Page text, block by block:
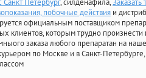
Санкт Петербург, силденафила,
побочные действия и
официальным поставщиком
клиентов, которым трудно произнести
заказа любого препаратан на
по Москве и в Санкт-